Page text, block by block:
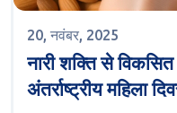
20, नवंबर, 2025
नारी शक्ति से विकसित
अंतर्राष्ट्रीय महिला